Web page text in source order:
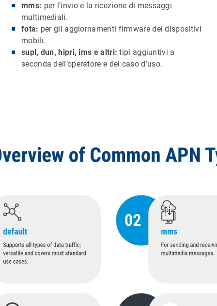
mms: per l’invio e la ricezione di messaggi
multimediali.
fota: per gli aggiornamenti firmware dei dispositivi
mobili.
supl, dun, hipri, ims e altri: tipi aggiuntivi a
seconda dell’operatore e del caso d’uso.